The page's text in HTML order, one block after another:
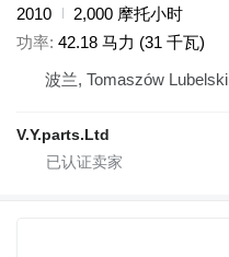
2010
2,000 摩托小时
功率 42.18 马力 (31 千瓦)
波兰, Tomaszów Lubelski
V.Y.parts.Ltd